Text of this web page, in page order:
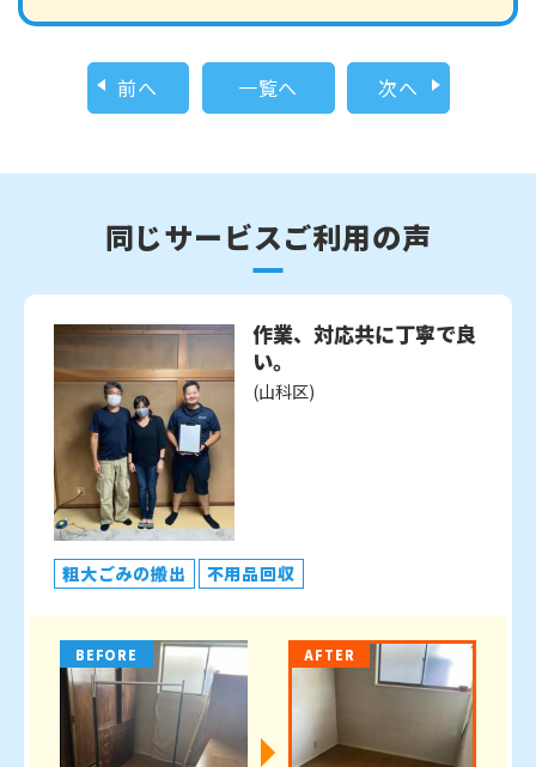
前へ 一覧へ 次へ
同じサービスご利用の声
作業、対応共に丁寧で良
い。
(山科区)
粗大ごみの搬出 不用品回収
BEFORE AFTER